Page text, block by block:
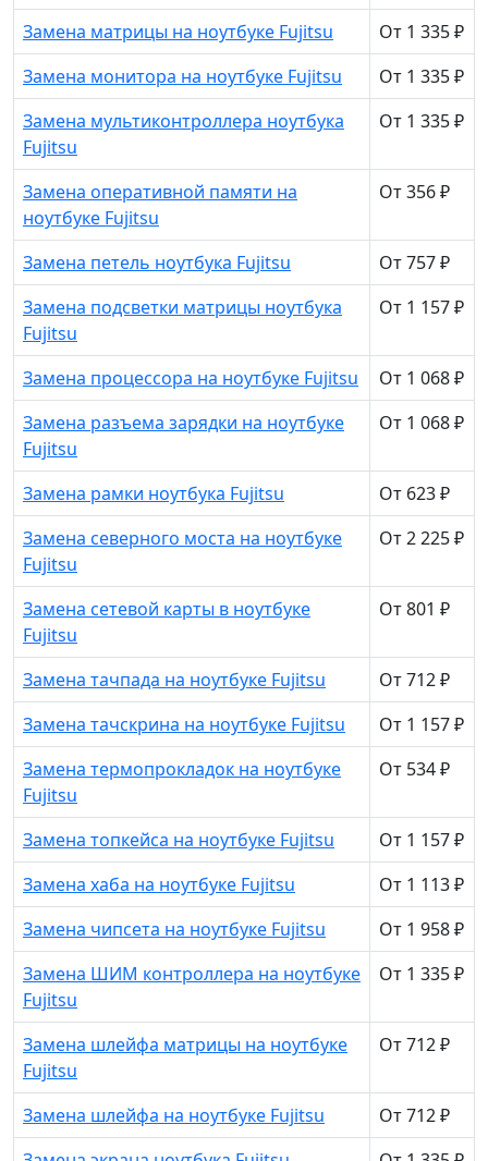
Замена матрицы на ноутбуке Fujitsu
От 1 335 ₽
Замена монитора на ноутбуке Fujitsu
От 1 335 ₽
Замена мультиконтроллера ноутбука
Fujitsu
От 1 335 ₽
Замена оперативной памяти на
ноутбуке Fujitsu
От 356 ₽
Замена петель ноутбука Fujitsu
От 757 ₽
Замена подсветки матрицы ноутбука
Fujitsu
От 1 157 ₽
Замена процессора на ноутбуке Fujitsu
От 1 068 ₽
Замена разъема зарядки на ноутбуке
Fujitsu
От 1 068 ₽
Замена рамки ноутбука Fujitsu
От 623 ₽
Замена северного моста на ноутбуке
Fujitsu
От 2 225 ₽
Замена сетевой карты в ноутбуке
Fujitsu
От 801 ₽
Замена тачпада на ноутбуке Fujitsu
От 712 ₽
Замена тачскрина на ноутбуке Fujitsu
От 1 157 ₽
Замена термопрокладок на ноутбуке
Fujitsu
От 534 ₽
Замена топкейса на ноутбуке Fujitsu
От 1 157 ₽
Замена хаба на ноутбуке Fujitsu
От 1 113 ₽
Замена чипсета на ноутбуке Fujitsu
От 1 958 ₽
Замена ШИМ контроллера на ноутбуке
Fujitsu
От 1 335 ₽
Замена шлейфа матрицы на ноутбуке
Fujitsu
От 712 ₽
Замена шлейфа на ноутбуке Fujitsu
От 712 ₽